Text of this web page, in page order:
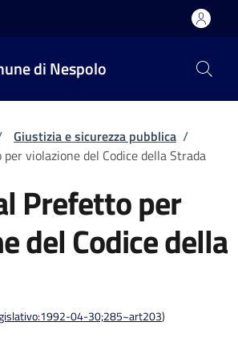
di Nespolo
pane
Giustizia e sicurezza pubblica /
violazione del Codice della Strada
Prefetto per
del Codice della
04-30;285~art203)